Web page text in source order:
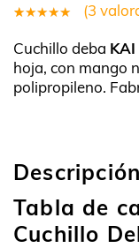
4.67
sobre 5
basado
de
clientes
(3
Cuchillo deba
hoja, con mango
polipropileno.
Descripción
Tabla de
Cuchillo